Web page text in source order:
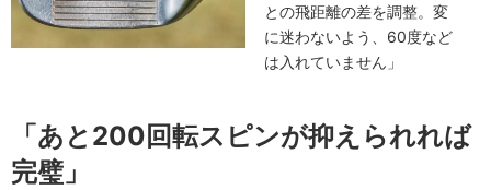
との飛距離の差を調整。変
に迷わないよう、60度など
は入れていません」
「あと200回転スピンが抑えられれば
完璧」